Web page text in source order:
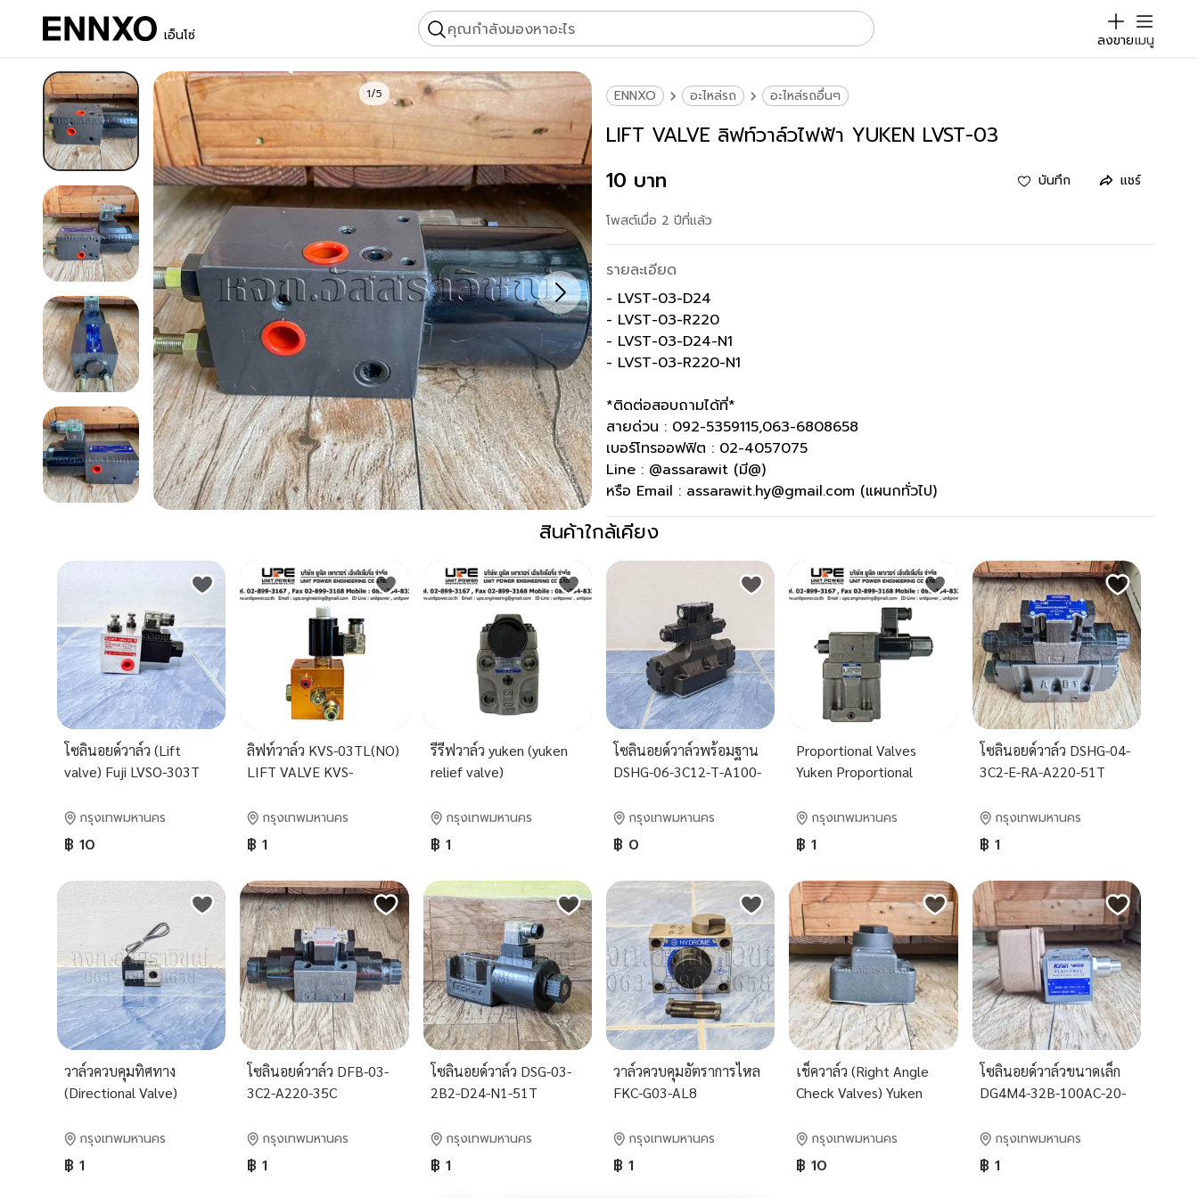
เอ็นโซ่ คุณกำลังมองหาอะไร
ลงขายเมนู
1/5 ENNXO อะไหล่รถ อะไหล่รถอื่นๆ
LIFT VALVE ลิฟท์วาล์วไฟฟ้า YUKEN LVST-03
10 บาท
บันทึก แชร์
โพสต์เมื่อ 2 ปีที่แล้ว
รายละเอียด
- LVST-03-D24
- LVST-03-R220
- LVST-03-D24-N1
- LVST-03-R220-N1
*ติดต่อสอบถามได้ที่*
สายด่วน : 092-5359115,063-6808658
เบอร์โทรออฟฟิต : 02-4057075
Line : @assarawit (มี@)
หรือ Email : assarawit.hy@gmail.com (แผนกทั่วไป)
สินค้าใกล้เคียง
โซลินอยด์วาล์ว (Lift
valve) Fuji LVSO-303T
กรุงเทพมหานคร
฿ 10
ลิฟท์วาล์ว KVS-03TL(NO)
LIFT VALVE KVS-
กรุงเทพมหานคร
฿ 1
รีรีฟวาล์ว yuken (yuken
relief valve)
กรุงเทพมหานคร
฿ 1
โซลินอยด์วาล์วพร้อมฐาน
DSHG-06-3C12-T-A100-
กรุงเทพมหานคร
฿ 0
Proportional Valves
Yuken Proportional
Valves Yuken
กรุงเทพมหานคร
฿ 1
โซลินอยด์วาล์ว DSHG-04-
3C2-E-RA-A220-51T
กรุงเทพมหานคร
฿ 1
วาล์วควบคุมทิศทาง
(Directional Valve)
กรุงเทพมหานคร
฿ 1
โซลินอยด์วาล์ว DFB-03-
3C2-A220-35C
กรุงเทพมหานคร
฿ 1
โซลินอยด์วาล์ว DSG-03-
2B2-D24-N1-51T
กรุงเทพมหานคร
฿ 1
วาล์วควบคุมอัตราการไหล
FKC-G03-AL8
กรุงเทพมหานคร
฿ 1
เช็ควาล์ว (Right Angle
Check Valves) Yuken
กรุงเทพมหานคร
฿ 10
โซลินอยด์วาล์วขนาดเล็ก
DG4M4-32B-100AC-20-
กรุงเทพมหานคร
฿ 1